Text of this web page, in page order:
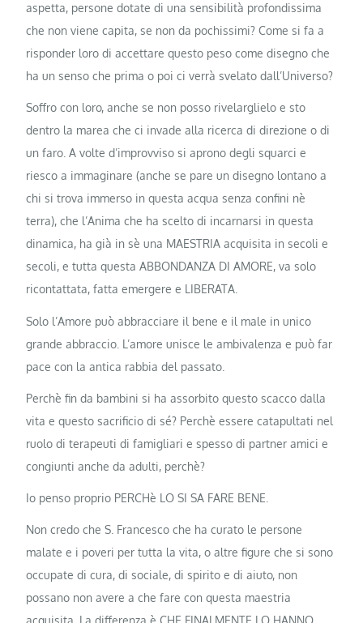
aspetta, persone dotate di una sensibilità profondissima
che non viene capita, se non da pochissimi? Come si fa a
risponder loro di accettare questo peso come disegno che
ha un senso che prima o poi ci verrà svelato dall’Universo?
Soffro con loro, anche se non posso rivelarglielo e sto
dentro la marea che ci invade alla ricerca di direzione o di
un faro. A volte d’improvviso si aprono degli squarci e
riesco a immaginare (anche se pare un disegno lontano a
chi si trova immerso in questa acqua senza confini nè
terra), che l’Anima che ha scelto di incarnarsi in questa
dinamica, ha già in sè una MAESTRIA acquisita in secoli e
secoli, e tutta questa ABBONDANZA DI AMORE, va solo
ricontattata, fatta emergere e LIBERATA.
Solo l’Amore può abbracciare il bene e il male in unico
grande abbraccio. L’amore unisce le ambivalenza e può far
pace con la antica rabbia del passato.
Perchè fin da bambini si ha assorbito questo scacco dalla
vita e questo sacrificio di sé? Perchè essere catapultati nel
ruolo di terapeuti di famigliari e spesso di partner amici e
congiunti anche da adulti, perchè?
Io penso proprio PERCHè LO SI SA FARE BENE.
Non credo che S. Francesco che ha curato le persone
malate e i poveri per tutta la vita, o altre figure che si sono
occupate di cura, di sociale, di spirito e di aiuto, non
possano non avere a che fare con questa maestria